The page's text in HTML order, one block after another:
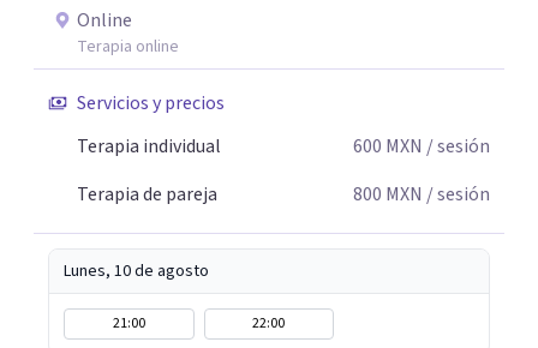
Online
Terapia online
Servicios y precios
Terapia individual
600 MXN / sesión
Terapia de pareja
800 MXN / sesión
Lunes, 10 de agosto
21:00 22:00